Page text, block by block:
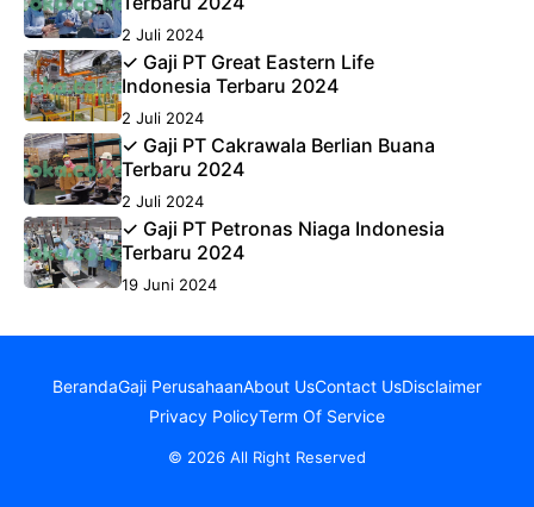
2 Juli 2024
✓ Gaji PT Great Eastern Life
Indonesia Terbaru 2024
2 Juli 2024
✓ Gaji PT Cakrawala Berlian Buana
Terbaru 2024
2 Juli 2024
✓ Gaji PT Petronas Niaga Indonesia
Terbaru 2024
19 Juni 2024
BerandaGaji PerusahaanAbout UsContact UsDisclaimer
Privacy PolicyTerm Of Service
© 2026 All Right Reserved